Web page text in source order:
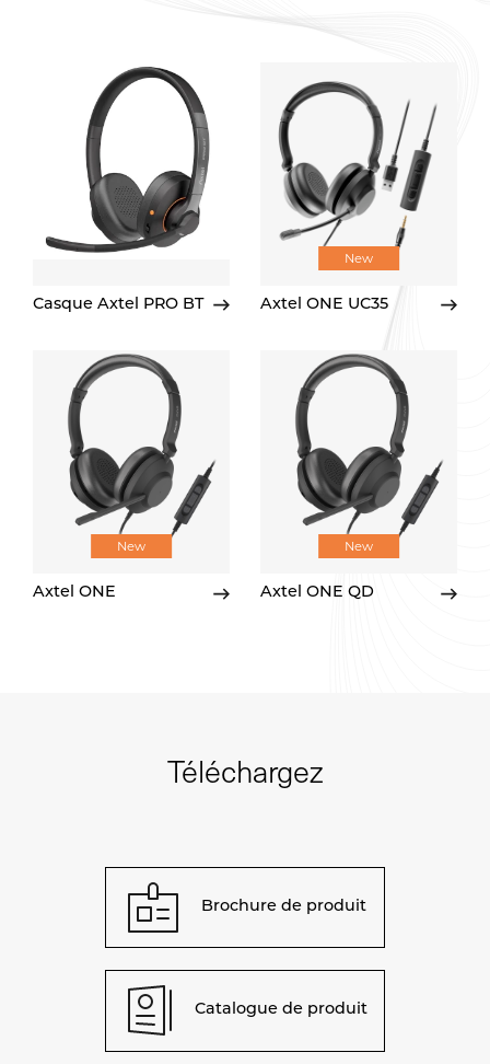
Casque Axtel PRO BT
New
Axtel ONE UC35
New
Axtel ONE
New
Axtel ONE QD
Téléchargez
Brochure de produit
Catalogue de produit